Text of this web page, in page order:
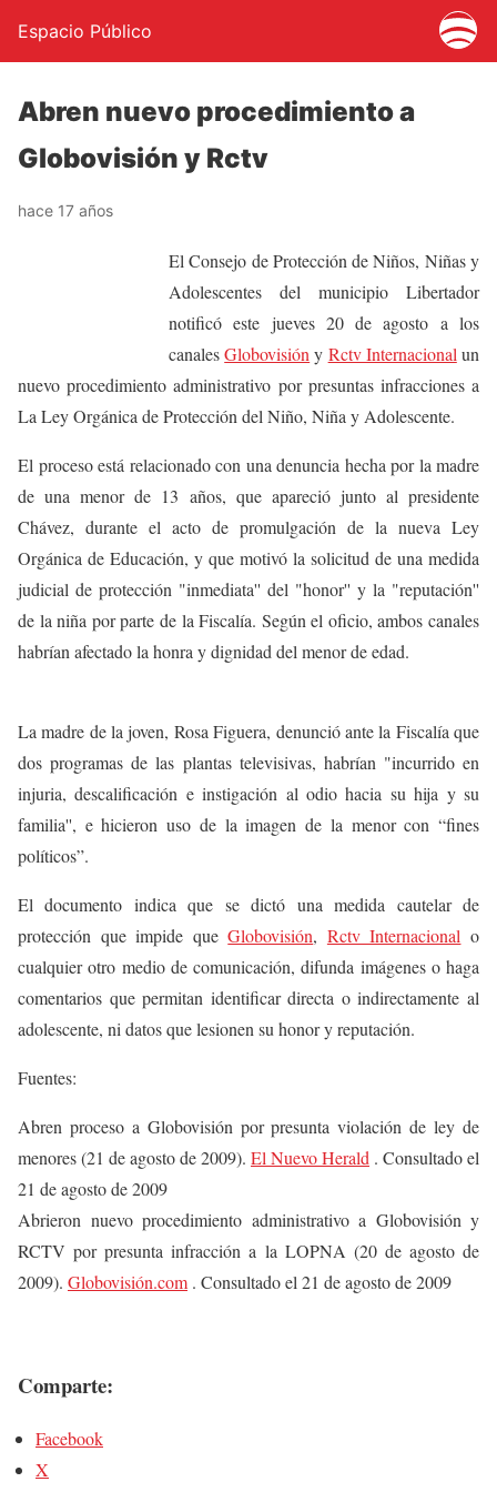
Espacio Público
Abren nuevo procedimiento a
Globovisión y Rctv
hace 17 años
El Consejo de Protección de Niños, Niñas y
Adolescentes del municipio Libertador
notificó este jueves 20 de agosto a los
canalesGlobovisión y Rctv Internacional un
nuevo procedimiento administrativo por presuntas infracciones a
La Ley Orgánica de Protección del Niño, Niña y Adolescente.
El proceso está relacionado con una denuncia hecha por la madre
de una menor de 13 años, que apareció junto al presidente
Chávez, durante el acto de promulgación de la nueva Ley
Orgánica de Educación, y que motivó la solicitud de una medida
judicial de protección "inmediata'' del "honor'' y la "reputación''
de la niña por parte de la Fiscalía. Según el oficio, ambos canales
habrían afectado la honra y dignidad del menor de edad.
La madre de la joven, Rosa Figuera, denunció ante la Fiscalía que
dos programas de las plantas televisivas, habrían "incurrido en
injuria, descalificación e instigación al odio hacia su hija y su
familia'', e hicieron uso de la imagen de la menor con “fines
políticos”.
El documento indica que se dictó una medida cautelar de
protección que impide queGlobovisión, Rctv Internacional o
cualquier otro medio de comunicación, difunda imágenes o haga
comentarios que permitan identificar directa o indirectamente al
adolescente, ni datos que lesionen su honor y reputación.
Fuentes:
Abren proceso a Globovisión por presunta violación de ley de
menores (21 de agosto de 2009). El Nuevo Herald . Consultado el
21 de agosto de 2009
Abrieron nuevo procedimiento administrativo a Globovisión y
RCTV por presunta infracción a la LOPNA (20 de agosto de
2009). Globovisión.com . Consultado el 21 de agosto de 2009
Comparte:
Facebook
X